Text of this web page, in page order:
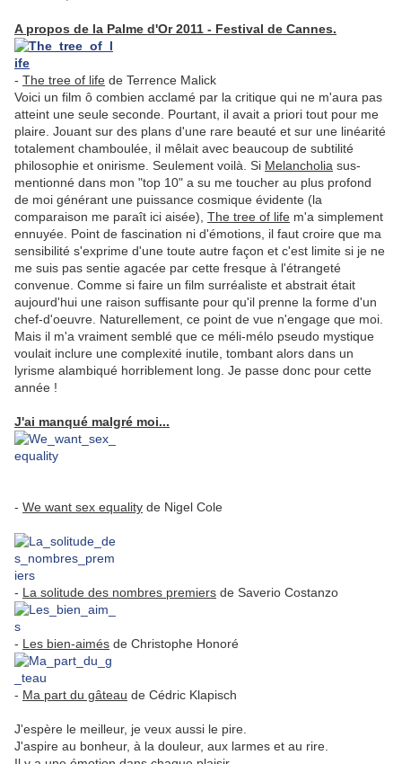
A propos de la Palme d'Or 2011 - Festival de Cannes.
- The tree of life de Terrence Malick
Voici un film ô combien acclamé par la critique qui ne m'aura pas
atteint une seule seconde. Pourtant, il avait a priori tout pour me
plaire. Jouant sur des plans d'une rare beauté et sur une linéarité
totalement chamboulée, il mêlait avec beaucoup de subtilité
philosophie et onirisme. Seulement voilà. Si Melancholia sus-
mentionné dans mon "top 10" a su me toucher au plus profond
de moi générant une puissance cosmique évidente (la
comparaison me paraît ici aisée), The tree of life m'a simplement
ennuyée. Point de fascination ni d'émotions, il faut croire que ma
sensibilité s'exprime d'une toute autre façon et c'est limite si je ne
me suis pas sentie agacée par cette fresque à l'étrangeté
convenue. Comme si faire un film surréaliste et abstrait était
aujourd'hui une raison suffisante pour qu'il prenne la forme d'un
chef-d'oeuvre. Naturellement, ce point de vue n'engage que moi.
Mais il m'a vraiment semblé que ce méli-mélo pseudo mystique
voulait inclure une complexité inutile, tombant alors dans un
lyrisme alambiqué horriblement long. Je passe donc pour cette
année !
J'ai manqué malgré moi...
- We want sex equality de Nigel Cole
- La solitude des nombres premiers de Saverio Costanzo
- Les bien-aimés de Christophe Honoré
- Ma part du gâteau de Cédric Klapisch
J'espère le meilleur, je veux aussi le pire.
J'aspire au bonheur, à la douleur, aux larmes et au rire.